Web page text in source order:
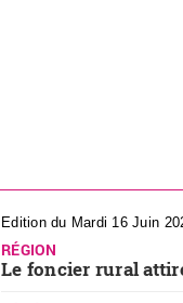
Edition du Mardi 16 Juin
RÉGION
Le foncier rural